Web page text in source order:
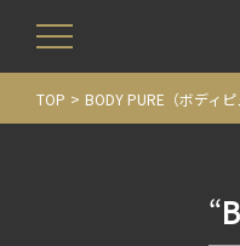
TOP BODY PURE（ボディピ
“